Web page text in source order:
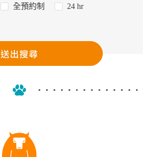
全預約制 24 hr
送出搜尋